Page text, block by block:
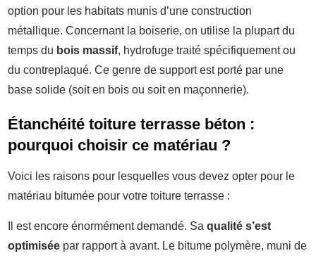
option pour les habitats munis d’une construction
métallique. Concernant la boiserie, on utilise la plupart du
temps du bois massif, hydrofuge traité spécifiquement ou
du contreplaqué. Ce genre de support est porté par une
base solide (soit en bois ou soit en maçonnerie).
Étanchéité toiture terrasse béton :
pourquoi choisir ce matériau ?
Voici les raisons pour lesquelles vous devez opter pour le
matériau bitumée pour votre toiture terrasse :
Il est encore énormément demandé. Sa qualité s’est
optimisée par rapport à avant. Le bitume polymère, muni de